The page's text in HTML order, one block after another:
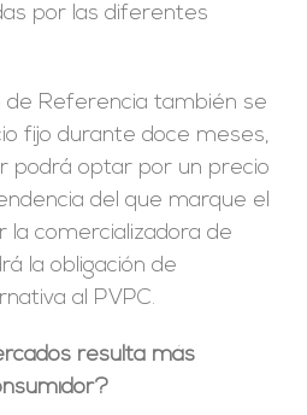
por las diferentes
de Referencia también se
fijo durante doce meses,
podrá optar por un precio
del que marque el
la comercializadora de
la obligación de
al PVPC.
resulta más